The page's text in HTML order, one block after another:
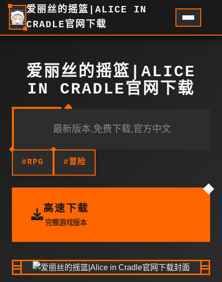
爱丽丝的摇篮|ALICE IN
CRADLE官网下载
爱丽丝的摇篮|ALICE
IN CRADLE官网下载
最新版本,免费下载,官方中文
#RPG #冒险
高速下载
完整游戏版本